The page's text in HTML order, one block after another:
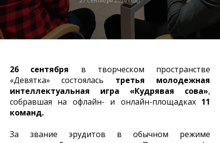
26 сентября в творческом пространстве
«Девятка» состоялась третья молодежная
интеллектуальная игра «Кудрявая сова»,
собравшая на офлайн- и онлайн-площадках 11
команд.
За звание эрудитов в обычном режиме